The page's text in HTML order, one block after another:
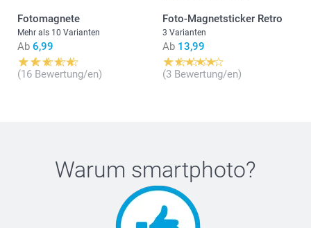
Fotomagnete
Mehr als 10 Varianten
Ab 6,99
(16 Bewertung/en)
Foto-Magnetsticker Retro
3 Varianten
Ab 13,99
(3 Bewertung/en)
Warum smartphoto?